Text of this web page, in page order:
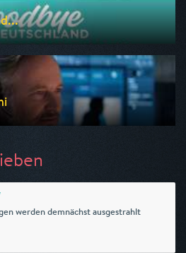
werden demnächst ausgestrahlt